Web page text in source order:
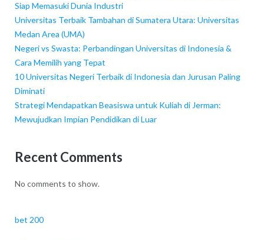
Siap Memasuki Dunia Industri
Universitas Terbaik Tambahan di Sumatera Utara: Universitas
Medan Area (UMA)
Negeri vs Swasta: Perbandingan Universitas di Indonesia &
Cara Memilih yang Tepat
10 Universitas Negeri Terbaik di Indonesia dan Jurusan Paling
Diminati
Strategi Mendapatkan Beasiswa untuk Kuliah di Jerman:
Mewujudkan Impian Pendidikan di Luar
Recent Comments
No comments to show.
bet 200